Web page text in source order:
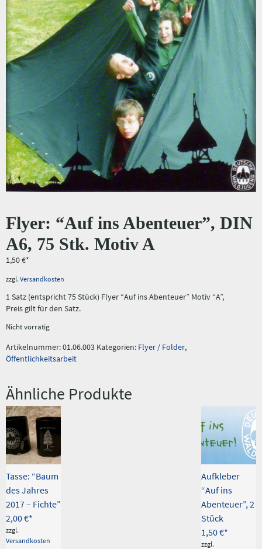
Flyer: “Auf ins Abenteuer”, DIN
A6, 75 Stk. Motiv A
1,50€
zzgl. Versandkosten
1 Satz (entspricht 75 Stück) Flyer “Auf ins Abenteuer” Motiv “A”,
Preis gilt für den Satz.
Nicht vorrätig
Artikelnummer:01.06.003 Kategorien: Flyer / Folder,
Öffentlichkeitsarbeit
Ähnliche Produkte
Tasse: “Baum
des Jahres
2017 – Fichte”
2,00€
zzgl.
Versandkosten
Aufkleber
“Auf ins
Abenteuer”, 2
Stück
1,50€
zzgl.